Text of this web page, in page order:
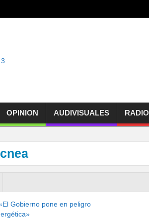
OPINION AUDIVISUALES RADIO
cnea